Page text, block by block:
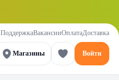
ПоддержкаВакансииОплатаДоставка
Магазины Войти